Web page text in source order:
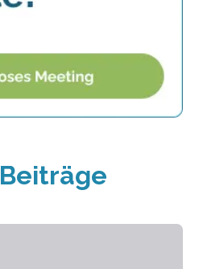
Beiträge